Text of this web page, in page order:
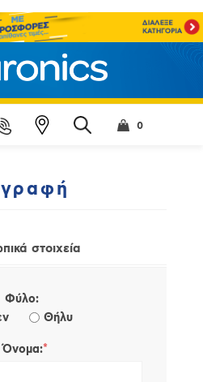
0
στοιχεία
Φύλο:
Θήλυ
Όνομα:*